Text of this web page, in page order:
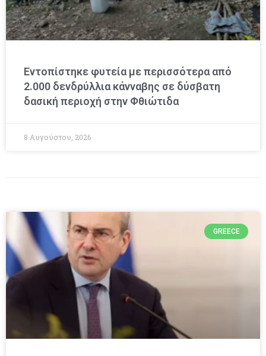
Εντοπίστηκε φυτεία με περισσότερα από
2.000 δενδρύλλια κάνναβης σε δύσβατη
δασική περιοχή στην Φθιώτιδα
8 Αυγούστου, 2026
GREECE